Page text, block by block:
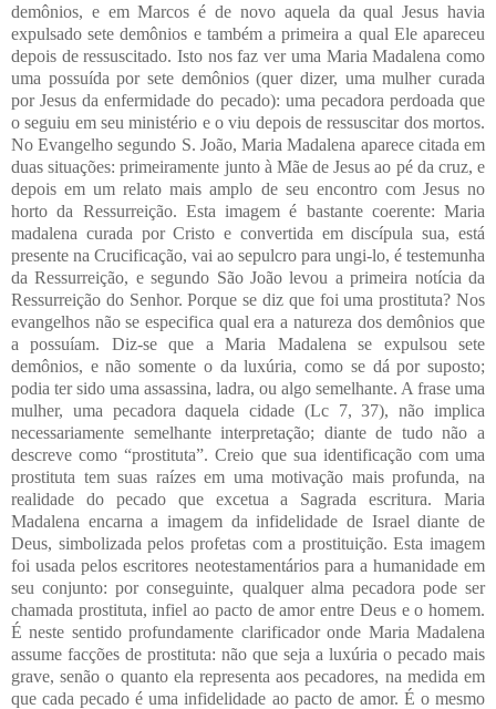
demônios, e em Marcos é de novo aquela da qual Jesus havia
expulsado sete demônios e também a primeira a qual Ele apareceu
depois de ressuscitado. Isto nos faz ver uma Maria Madalena como
uma possuída por sete demônios (quer dizer, uma mulher curada
por Jesus da enfermidade do pecado): uma pecadora perdoada que
o seguiu em seu ministério e o viu depois de ressuscitar dos mortos.
No Evangelho segundo S. João, Maria Madalena aparece citada em
duas situações: primeiramente junto à Mãe de Jesus ao pé da cruz, e
depois em um relato mais amplo de seu encontro com Jesus no
horto da Ressurreição. Esta imagem é bastante coerente: Maria
madalena curada por Cristo e convertida em discípula sua, está
presente na Crucificação, vai ao sepulcro para ungi-lo, é testemunha
da Ressurreição, e segundo São João levou a primeira notícia da
Ressurreição do Senhor. Porque se diz que foi uma prostituta? Nos
evangelhos não se especifica qual era a natureza dos demônios que
a possuíam. Diz-se que a Maria Madalena se expulsou sete
demônios, e não somente o da luxúria, como se dá por suposto;
podia ter sido uma assassina, ladra, ou algo semelhante. A frase uma
mulher, uma pecadora daquela cidade (Lc 7, 37), não implica
necessariamente semelhante interpretação; diante de tudo não a
descreve como “prostituta”. Creio que sua identificação com uma
prostituta tem suas raízes em uma motivação mais profunda, na
realidade do pecado que excetua a Sagrada escritura. Maria
Madalena encarna a imagem da infidelidade de Israel diante de
Deus, simbolizada pelos profetas com a prostituição. Esta imagem
foi usada pelos escritores neotestamentários para a humanidade em
seu conjunto: por conseguinte, qualquer alma pecadora pode ser
chamada prostituta, infiel ao pacto de amor entre Deus e o homem.
É neste sentido profundamente clarificador onde Maria Madalena
assume facções de prostituta: não que seja a luxúria o pecado mais
grave, senão o quanto ela representa aos pecadores, na medida em
que cada pecado é uma infidelidade ao pacto de amor. É o mesmo